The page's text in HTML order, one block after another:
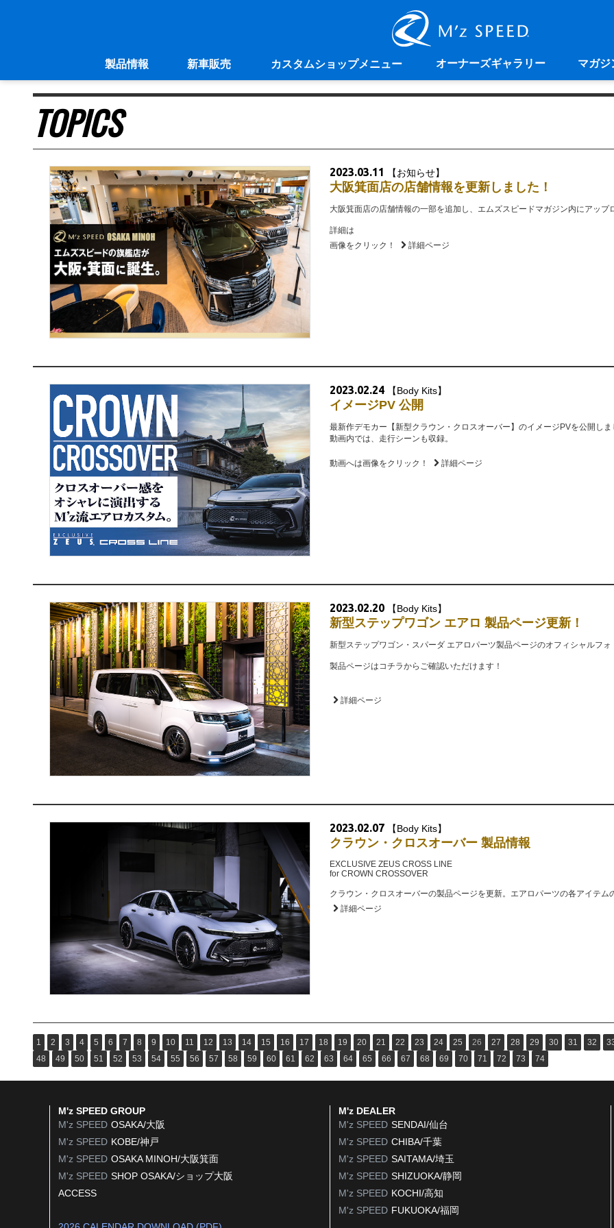
製品情報 新車販売 カスタムショップメニュー オーナーズギャラリー マガジ
TOPICS
2023.03.11 【お知らせ】
大阪箕面店の店舗情報を更新しました！
大阪箕面店の店舗情報の一部を追加し、エムズスピードマガジン内にアップ
詳細は
画像をクリック！
詳細ページ
2023.02.24 【Body Kits】
イメージPV 公開
最新作デモカー【新型クラウン・クロスオーバー】のイメージPVを公開し
動画内では、走行シーンも収録。
動画へは画像をクリック！ 詳細ページ
2023.02.20 【Body Kits】
新型ステップワゴン エアロ 製品ページ更新！
新型ステップワゴン・スパーダ エアロパーツ製品ページのオフィシャルフ
製品ページはコチラからご確認いただけます！
詳細ページ
2023.02.07 【Body Kits】
クラウン・クロスオーバー 製品情報
EXCLUSIVE ZEUS CROSS LINE
for CROWN CROSSOVER
クラウン・クロスオーバーの製品ページを更新。エアロパーツの各アイテム
詳細ページ
1 2 3 4 5 6 7 8 9 10 11 12 13 14 15 16 17 18 19 20 21 22 23 24 25 26 27 28 29 30 31 32
48
49 50 51 52 53 54 55 56 57 58 59 60 61 62 63 64 65 66 67 68 69 70 71 72 73 74
M'z SPEED GROUP
M'z SPEED OSAKA/大阪
M'z SPEED KOBE/神戸
M'z SPEED OSAKA MINOH/大阪箕面
M'z SPEED SHOP OSAKA/ショップ大阪
ACCESS
M'z DEALER
M'z SPEED SENDAI/仙台
M'z SPEED CHIBA/千葉
M'z SPEED SAITAMA/埼玉
M'z SPEED SHIZUOKA/静岡
M'z SPEED KOCHI/高知
M'z SPEED FUKUOKA/福岡